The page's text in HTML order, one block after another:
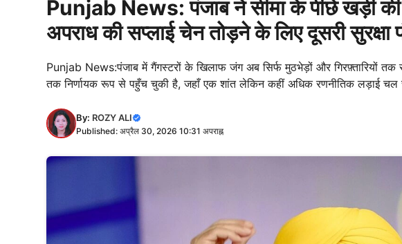
Punjab News: पंजाब ने सीमा के पीछे खड़ी की
अपराध की सप्लाई चेन तोड़ने के लिए दूसरी सुरक्षा
Punjab News:पंजाब में गैंगस्टरों के खिलाफ जंग अब सिर्फ मुठभेड़ों और गिरफ़्तारियों तक
तक निर्णायक रूप से पहुँच चुकी है, जहाँ एक शांत लेकिन कहीं अधिक रणनीतिक लड़ाई चल
By: ROZY ALI
Published: अप्रैल 30, 2026 10:31 अपराह्न